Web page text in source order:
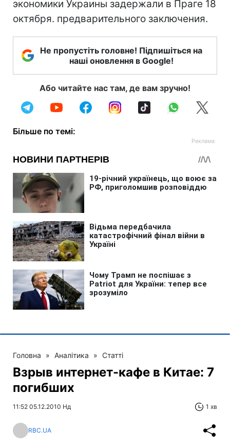
экономики Украины задержали в Праге 18
октября. предварительного заключения.
Не пропустіть головне! Підпишіться на
наші оновлення в Google!
Або читайте нас там, де вам зручно!
Більше по темі:
Головна » Аналітика » Статті
Взрыв интернет-кафе в Китае: 7
погибших
11:52 05.12.2010 Нд 1 хв
RBC.UA